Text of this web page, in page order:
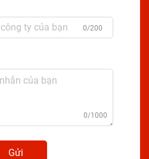
0/200
0/1000
Gửi